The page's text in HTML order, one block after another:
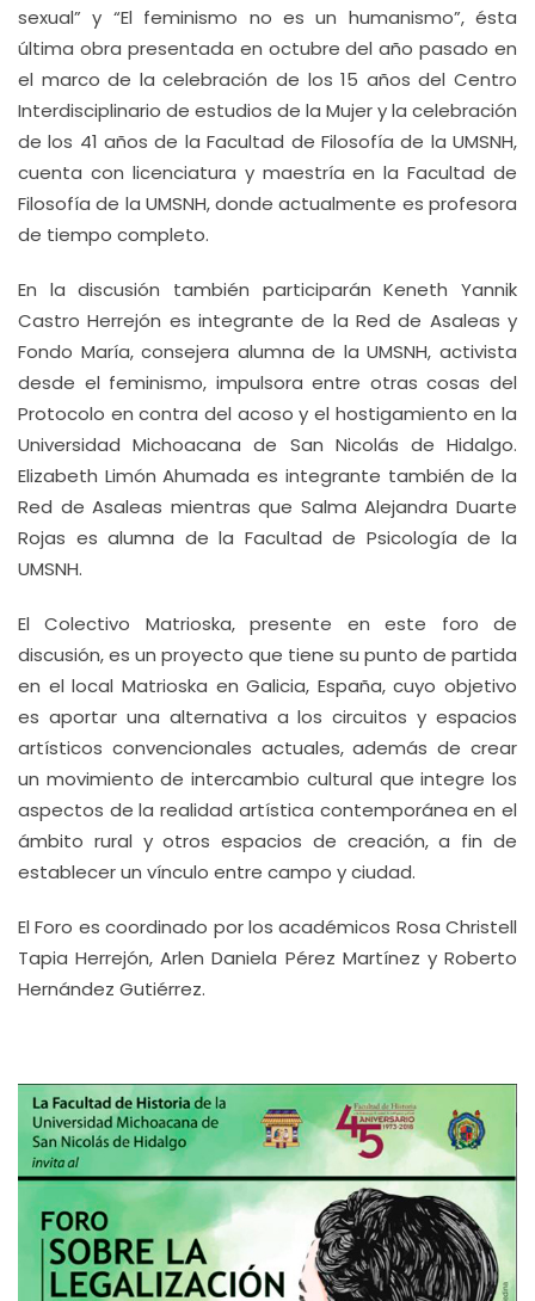
sexual” y “El feminismo no es un humanismo”, ésta
última obra presentada en octubre del año pasado en
el marco de la celebración de los 15 años del Centro
Interdisciplinario de estudios de la Mujer y la celebración
de los 41 años de la Facultad de Filosofía de la UMSNH,
cuenta con licenciatura y maestría en la Facultad de
Filosofía de la UMSNH, donde actualmente es profesora
de tiempo completo.
En la discusión también participarán Keneth Yannik
Castro Herrejón es integrante de la Red de Asaleas y
Fondo María, consejera alumna de la UMSNH, activista
desde el feminismo, impulsora entre otras cosas del
Protocolo en contra del acoso y el hostigamiento en la
Universidad Michoacana de San Nicolás de Hidalgo.
Elizabeth Limón Ahumada es integrante también de la
Red de Asaleas mientras que Salma Alejandra Duarte
Rojas es alumna de la Facultad de Psicología de la
UMSNH.
El Colectivo Matrioska, presente en este foro de
discusión, es un proyecto que tiene su punto de partida
en el local Matrioska en Galicia, España, cuyo objetivo
es aportar una alternativa a los circuitos y espacios
artísticos convencionales actuales, además de crear
un movimiento de intercambio cultural que integre los
aspectos de la realidad artística contemporánea en el
ámbito rural y otros espacios de creación, a fin de
establecer un vínculo entre campo y ciudad.
El Foro es coordinado por los académicos Rosa Christell
Tapia Herrejón, Arlen Daniela Pérez Martínez y Roberto
Hernández Gutiérrez.